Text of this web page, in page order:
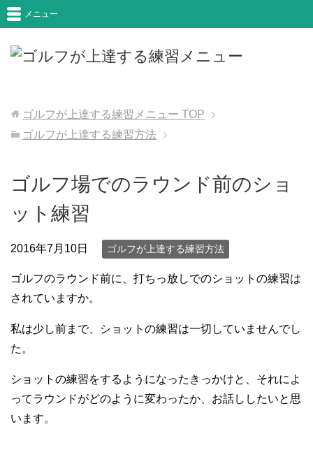
メニュー
ゴルフが上達する練習メニュー TOP
ゴルフが上達する練習方法
ゴルフ場でのラウンド前のショ
ット練習
2016年7月10日 ゴルフが上達する練習方法
ゴルフのラウンド前に、打ちっ放しでのショットの練習は
されていますか。
私は少し前まで、ショットの練習は一切していませんでし
た。
ショットの練習をするようになったきっかけと、それによ
ってラウンドがどのように変わったか、お話ししたいと思
います。